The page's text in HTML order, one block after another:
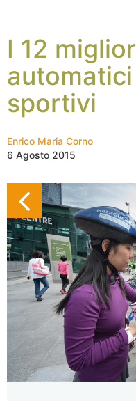
I 12
sportivi
Enrico Maria Corno
6 Agosto 2015